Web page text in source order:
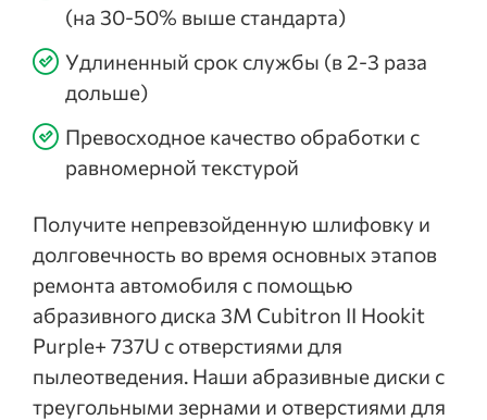
(на 30-50% выше стандарта)
Удлиненный срок службы (в 2-3 раза
дольше)
Превосходное качество обработки с
равномерной текстурой
Получите непревзойденную шлифовку и
долговечность во время основных этапов
ремонта автомобиля с помощью
абразивного диска 3M Cubitron II Hookit
Purple+ 737U с отверстиями для
пылеотведения. Наши абразивные диски с
треугольными зернами и отверстиями для